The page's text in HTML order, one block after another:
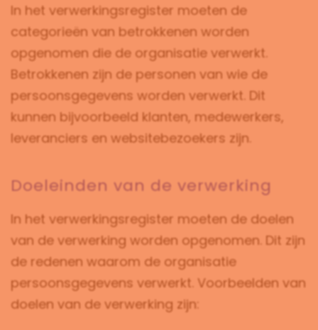
In het verwerkingsregister moeten de
categorieën van betrokkenen worden
opgenomen die de organisatie verwerkt.
Betrokkenen zijn de personen van wie de
persoonsgegevens worden verwerkt. Dit
kunnen bijvoorbeeld klanten, medewerkers,
leveranciers en websitebezoekers zijn.
Doeleinden van de verwerking
In het verwerkingsregister moeten de doelen
van de verwerking worden opgenomen. Dit zijn
de redenen waarom de organisatie
persoonsgegevens verwerkt. Voorbeelden van
doelen van de verwerking zijn: